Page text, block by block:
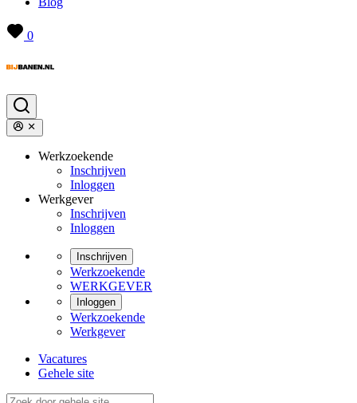
0
Werkzoekende
Inschrijven
Inloggen
Werkgever
Inschrijven
Inloggen
Inschrijven
Werkzoekende
WERKGEVER
Inloggen
Werkzoekende
Werkgever
Vacatures
Gehele site